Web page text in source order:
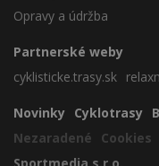
Opravy a údržba
Partnerské weby
cyklisticke.trasy.sk
Novinky Cyklotrasy
Nezaradené
Cookies